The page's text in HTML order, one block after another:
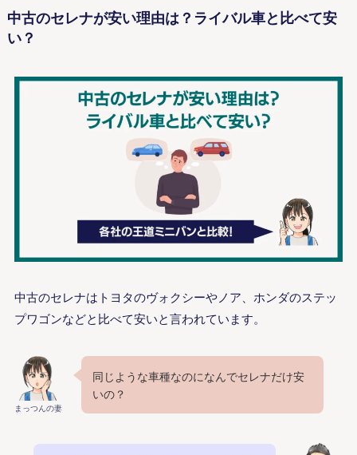
中古のセレナが安い理由は？ライバル車と比べて安
い？
中古のセレナはトヨタのヴォクシーやノア、ホンダのステッ
プワゴンなどと比べて安いと言われています。
まっつんの妻
同じような車種なのになんでセレナだけ安
いの？